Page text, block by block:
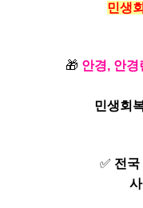
민생
🎁 안경, 안
민생회
✅ 전국